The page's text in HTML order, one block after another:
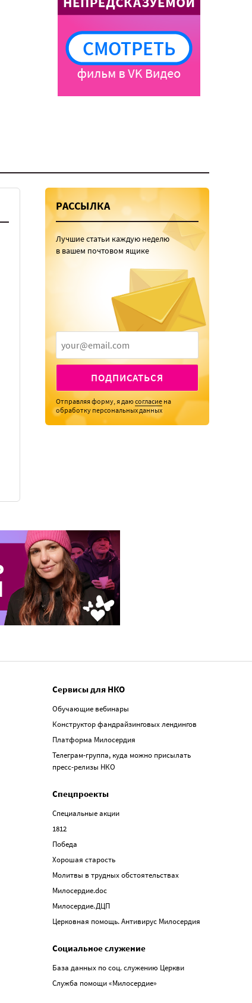
РАССЫЛКА
Лучшие статьи каждую неделю
в вашем почтовом ящике
ПОДПИСАТЬСЯ
Отправляя форму, я даюсогласие на
обработку персональных данных
Сервисы для НКО
Обучающие вебинары
Конструктор фандрайзинговых лендингов
Платформа Милосердия
Телеграм-группа, куда можно присылать
пресс-релизы НКО
Спецпроекты
Специальные акции
1812
Победа
Хорошая старость
Молитвы в трудных обстоятельствах
Милосердие.doc
Милосердие.ДЦП
Церковная помощь. Антивирус Милосердия
Социальное служение
База данных по соц. служению Церкви
Служба помощи «Милосердие»